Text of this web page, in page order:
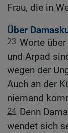
Frau, die in
Über
23 Worte
und Arpad
wegen der
Auch an der
niemand
24 Denn
wendet sich